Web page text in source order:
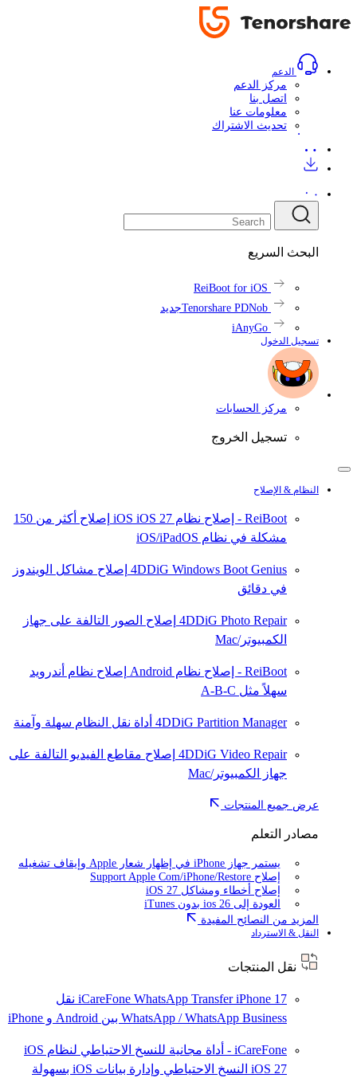
الدعم
مركز الدعم
اتصل بنا
معلومات عنا
تحديث الاشتراك
البحث السريع
ReiBoot for iOS
Tenorshare PDNobجديد
iAnyGo
تسجيل الدخول
مركز الحسابات
تسجيل الخروج
النظام & الإصلاح
ReiBoot - إصلاح نظام iOS iOS 27
إصلاح أكثر من 150
مشكلة في نظام iOS/iPadOS
4DDiG Windows Boot Genius إصلاح مشاكل الويندوز
في دقائق
4DDiG Photo Repair إصلاح الصور التالفة على جهاز
الكمبيوتر/Mac
ReiBoot - إصلاح نظام Android
إصلاح نظام أندرويد
سهلاً مثل A-B-C
4DDiG Partition Manager أداة نقل النظام سهلة وآمنة
4DDiG Video Repair إصلاح مقاطع الفيديو التالفة على
جهاز الكمبيوتر/Mac
عرض جميع المنتجات
مصادر التعلم
يستمر جهاز iPhone في إظهار شعار Apple وإيقاف تشغيله
إصلاح Support Apple Com/iPhone/Restore
إصلاح أخطاء ومشاكل iOS 27
العودة إلى ios 26 بدون iTunes
المزيد من النصائح المفيدة
النقل & الاسترداد
نقل المنتجات
iCareFone WhatsApp TransferiPhone 17
نقل
WhatsApp / WhatsApp Business بين Android و iPhone
iCareFone - أداة مجانية للنسخ الاحتياطي لنظام iOS
iOS 27 النسخ الاحتياطي وإدارة بيانات iOS بسهولة
المراجعات